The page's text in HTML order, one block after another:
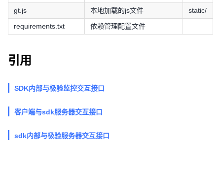
gt.js
本地加载的js文件
static/
requirements.txt
依赖管理配置文件
引用
SDK内部与极验监控交互接口
客户端与sdk服务器交互接口
sdk内部与极验服务器交互接口